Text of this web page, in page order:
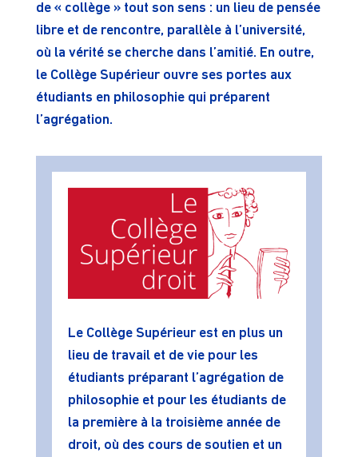
de « collège » tout son sens : un lieu de pensée
libre et de rencontre, parallèle à l’université,
où la vérité se cherche dans l’amitié. En outre,
le Collège Supérieur ouvre ses portes aux
étudiants en philosophie qui préparent
l’agrégation.
Le Collège Supérieur est en plus un
lieu de travail et de vie pour les
étudiants préparant l’agrégation de
philosophie et pour les étudiants de
la première à la troisième année de
droit, où des cours de soutien et un